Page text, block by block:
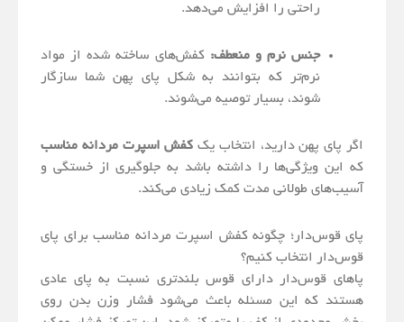
راحتی را افزایش می‌دهد.
جنس نرم و منعطف: کفش‌های ساخته شده از مواد
نرم‌تر که بتوانند به شکل پای پهن شما سازگار
شوند، بسیار توصیه می‌شوند.
اگر پای پهن دارید، انتخاب یک کفش اسپرت مردانه مناسب
که این ویژگی‌ها را داشته باشد به جلوگیری از خستگی و
آسیب‌های طولانی مدت کمک زیادی می‌کند.
پای قوس‌دار؛ چگونه کفش اسپرت مردانه مناسب برای پای
قوس‌دار انتخاب کنیم؟
پاهای قوس‌دار دارای قوس بلندتری نسبت به پای عادی
هستند که این مسئله باعث می‌شود فشار وزن بدن روی